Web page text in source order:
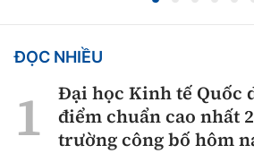
ĐỌC NHIỀU
Đại học Kinh tế Quốc
điểm chuẩn cao nhất
trường công bố hôm